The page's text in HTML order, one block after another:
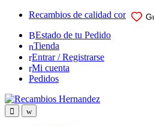
Skip
navigation
Skip
content
Recambios de calidad
Estado de tu Pedido
Tienda
Entrar / Registrarse
Mi cuenta
Pedidos
OpenClose